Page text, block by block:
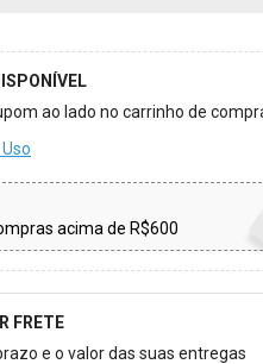
ao lado no carrinho de
acima de R$600
Calcular o Frete
FRETE
e o valor das suas entregas